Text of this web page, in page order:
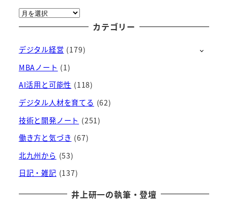
ア
ー
イ
ブ
カテゴリー
デジタル経営 (179)
MBAノート (1)
AI活用と可能性 (118)
デジタル人材を育てる (62)
技術と開発ノート (251)
働き方と気づき (67)
北九州から (53)
日記・雑記 (137)
井上研一の執筆・登壇